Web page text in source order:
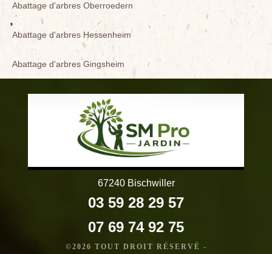
Abattage d'arbres Oberroedern
Abattage d'arbres Hessenheim
Abattage d'arbres Gingsheim
67240 Bischwiller
03 59 28 29 57
07 69 74 92 75
©2026 TOUT DROIT RÉSERVÉ -